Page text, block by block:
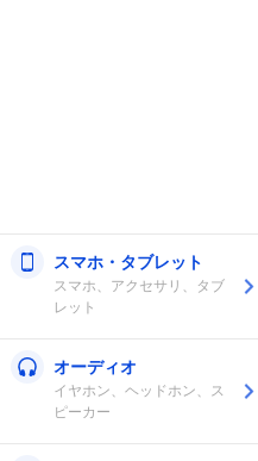
スマホ・タブレット
スマホ、アクセサリ、タブ
レット
オーディオ
イヤホン、ヘッドホン、ス
ピーカー